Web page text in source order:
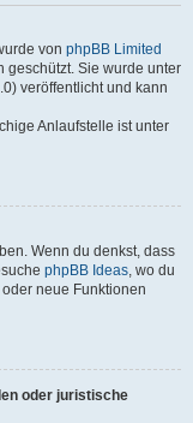
von phpBB Limited
geschützt. Sie wurde unter
veröffentlicht und kann
Anlaufstelle ist unter
Wenn du denkst, dass
phpBB Ideas , wo du
neue Funktionen
oder juristische